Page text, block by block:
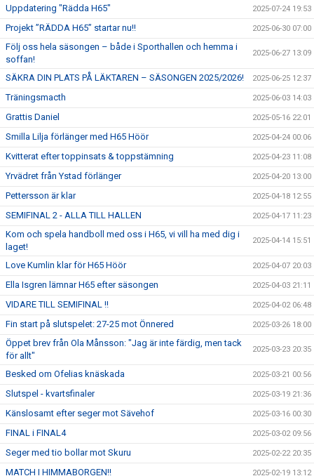
Uppdatering "Rädda H65" 2025-07-24 19:53
Projekt ”RÄDDA H65” startar nu!! 2025-06-30 07:00
Följ oss hela säsongen – både i Sporthallen och hemma i
soffan!
2025-06-27 13:09
SÄKRA DIN PLATS PÅ LÄKTAREN – SÄSONGEN 2025/2026! 2025-06-25 12:37
Träningsmacth 2025-06-03 14:03
Grattis Daniel 2025-05-16 22:01
Smilla Lilja förlänger med H65 Höör 2025-04-24 00:06
Kvitterat efter toppinsats & toppstämning 2025-04-23 11:08
Yrvädret från Ystad förlänger 2025-04-20 13:00
Pettersson är klar 2025-04-18 12:55
SEMIFINAL 2 - ALLA TILL HALLEN 2025-04-17 11:23
Kom och spela handboll med oss i H65, vi vill ha med dig i
laget!
2025-04-14 15:51
Love Kumlin klar för H65 Höör 2025-04-07 20:03
Ella Isgren lämnar H65 efter säsongen 2025-04-03 21:11
VIDARE TILL SEMIFINAL !! 2025-04-02 06:48
Fin start på slutspelet: 27-25 mot Önnered 2025-03-26 18:00
Öppet brev från Ola Månsson: "Jag är inte färdig, men tack
för allt"
2025-03-23 20:35
Besked om Ofelias knäskada 2025-03-21 00:56
Slutspel - kvartsfinaler 2025-03-19 21:36
Känslosamt efter seger mot Sävehof 2025-03-16 00:30
FINAL i FINAL4 2025-03-02 09:56
Seger med tio bollar mot Skuru 2025-02-22 20:35
MATCH I HIMMABORGEN!! 2025-02-19 13:12